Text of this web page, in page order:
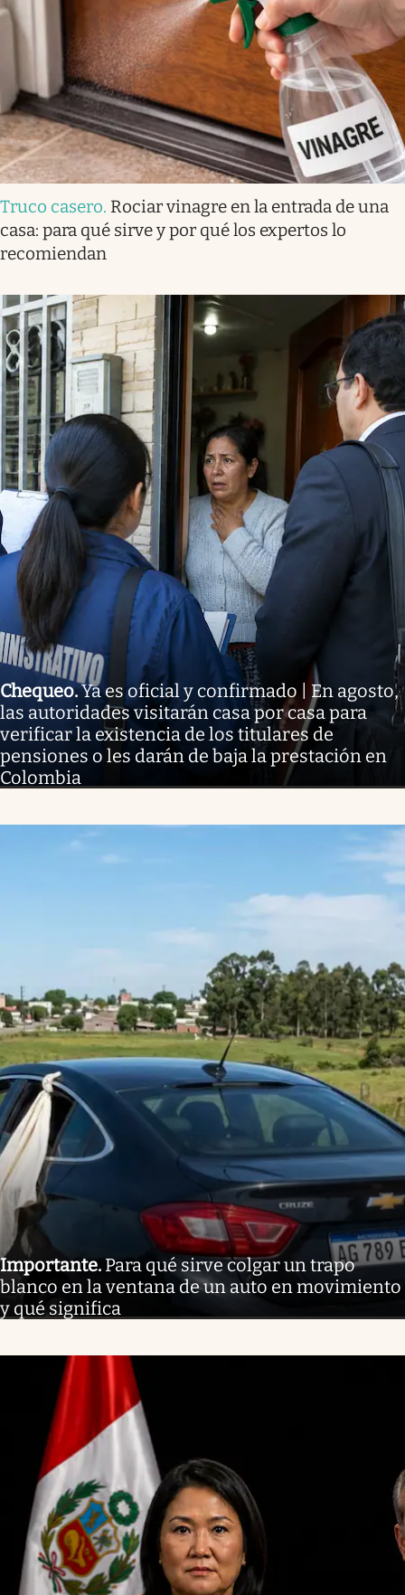
Truco casero. Rociar vinagre en la entrada de una
casa: para qué sirve y por qué los expertos lo
recomiendan
Chequeo.Ya es oficial y confirmado | En agosto,
las autoridades visitarán casa por casa para
verificar la existencia de los titulares de
pensiones o les darán de baja la prestación en
Colombia
Importante. Para qué sirve colgar un trapo
blanco en la ventana de un auto en movimiento
y qué significa